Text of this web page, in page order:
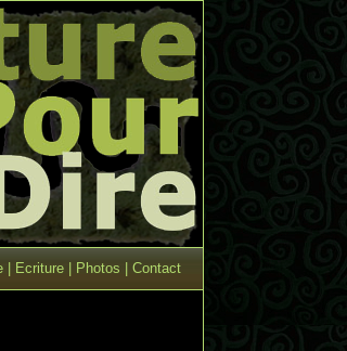
| Ecriture| Photos Contact